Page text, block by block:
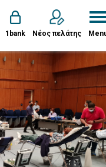
1bank Νέος πελάτης